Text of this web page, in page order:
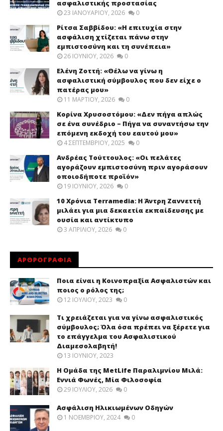
ασφαλιστικής προστασίας
23 ΙΑΝΟΥΑΡΊΟΥ, 2026 0
Ρίτσα Σαββίδου: «Η επιτυχία στην
ασφάλιση χτίζεται πάνω στην
εμπιστοσύνη και τη συνέπεια»
26 ΙΟΥΝΊΟΥ, 2026 0
Ελένη Ζοττή: «Θέλω να γίνω η
ασφαλιστική σύμβουλος που δεν είχε ο
πατέρας μου»
11 ΜΑΡΤΊΟΥ, 2026 0
Κορίνα Χρυσοστόμου: «Δεν πήγα απλώς
σε ένα συνέδριο – Πήγα να συναντήσω την
επόμενη εκδοχή του εαυτού μου»
4 ΣΕΠΤΕΜΒΡΊΟΥ, 2025 0
Ανδρέας Τούττουλος: «Οι πελάτες
αγοράζουν εμπιστοσύνη πριν αγοράσουν
οποιοδήποτε προϊόν»
19 ΙΟΥΝΊΟΥ, 2026 0
10 Χρόνια Terramedia: Η Άντρη Ζαννεττή
μιλάει για μια δεκαετία εκπαίδευσης με
ουσία και αντίκτυπο
3 ΑΠΡΙΛΊΟΥ, 2026 0
ΑΡΘΡΟΓΡΑΦΙΑ
Ποια είναι η Κοινοπραξία Ασφαλιστών και
ποιος ο ρόλος της;
12 ΙΟΥΛΊΟΥ, 2023 0
Τι χρειάζεται για να γίνω ασφαλιστικός
σύμβουλος; Όλα όσα πρέπει να ξέρετε για
το επάγγελμα του Ασφαλιστικού
Διαμεσολαβητή!
13 ΙΟΥΝΊΟΥ, 2023
Η Ομάδα της MetLife Παραλιμνίου Μιλά:
Εννιά Φωνές, Μία Φιλοσοφία
29 ΙΟΥΛΊΟΥ, 2026 0
Ασφάλιση Ηλικιωμένων Οδηγών
1 ΝΟΕΜΒΡΊΟΥ, 2024 0